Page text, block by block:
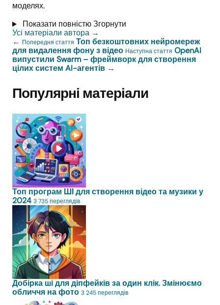
моделях.
Показати повністюЗгорнути
Усі матеріали автора →
← Попередня стаття Топ безкоштовних нейромереж
для видалення фону з відео Наступна стаття OpenAI
випустили Swarm – фреймворк для створення
цілих систем AI-агентів →
Популярні матеріали
Топ програм ШІ для створення відео та музики у
2024 3 735 переглядів
Добірка ші для діпфейків за один клік. Змінюємо
обличчя на фото 3 245 переглядів